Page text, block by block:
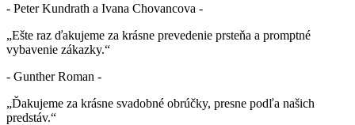
- Peter Kundrath a Ivana Chovancova -
„Ešte raz ďakujeme za krásne prevedenie prsteňa a promptné
vybavenie zákazky.“
- Gunther Roman -
„Ďakujeme za krásne svadobné obrúčky, presne podľa našich
predstáv.“